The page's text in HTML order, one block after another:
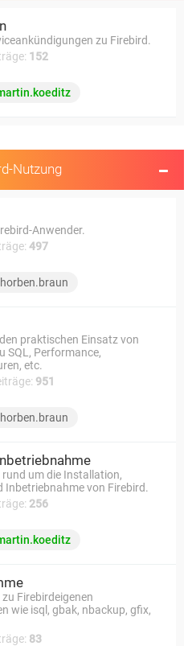
zu Firebird.
152
Nutzung
Anwender.
497
praktischen Einsatz von
SQL, Performance,
etc.
951
um die Installation,
von Firebird.
256
Firebirdeigenen
wie isql, gbak, nbackup, gfix,
83